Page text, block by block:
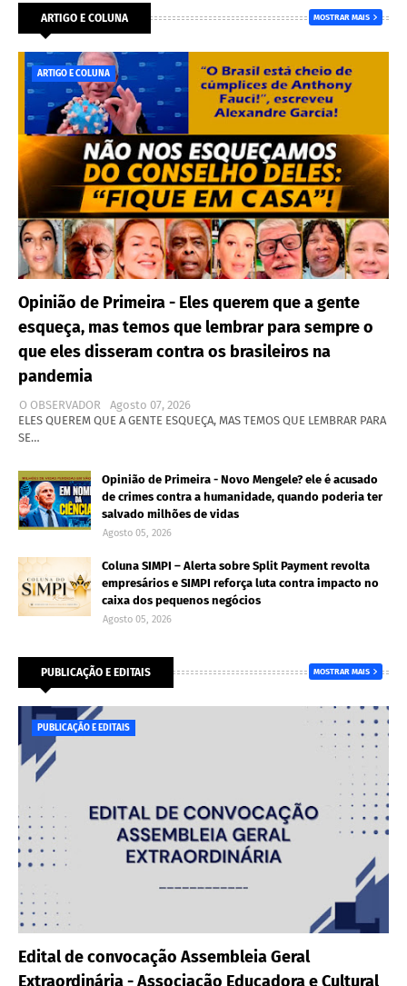
ARTIGO E COLUNA MOSTRAR MAIS
ARTIGO E COLUNA
Opinião de Primeira - Eles querem que a gente
esqueça, mas temos que lembrar para sempre o
que eles disseram contra os brasileiros na
pandemia
O OBSERVADOR
Agosto 07, 2026
ELES QUEREM QUE A GENTE ESQUEÇA, MAS TEMOS QUE LEMBRAR PARA
SE…
Opinião de Primeira - Novo Mengele? ele é acusado
de crimes contra a humanidade, quando poderia ter
salvado milhões de vidas
Agosto 05, 2026
Coluna SIMPI – Alerta sobre Split Payment revolta
empresários e SIMPI reforça luta contra impacto no
caixa dos pequenos negócios
Agosto 05, 2026
PUBLICAÇÃO E EDITAIS MOSTRAR MAIS
PUBLICAÇÃO E EDITAIS
Edital de convocação Assembleia Geral
Extraordinária - Associação Educadora e Cultural